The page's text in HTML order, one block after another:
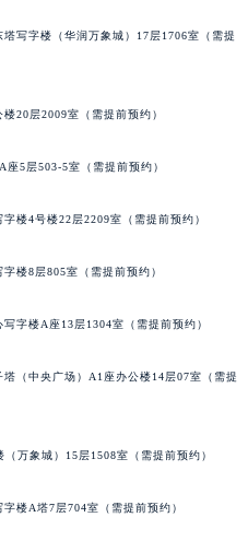
写字楼（华润万象城）17层1706室（需提
20层2009室（需提前预约）
5层503-5室（需提前预约）
楼4号楼22层2209室（需提前预约）
楼8层805室（需提前预约）
字楼A座13层1304室（需提前预约）
（中央广场）A1座办公楼14层07室（需提
万象城）15层1508室（需提前预约）
楼A塔7层704室（需提前预约）